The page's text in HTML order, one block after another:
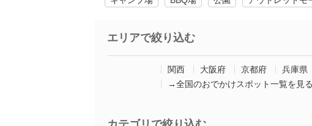
エリアで絞り込む
関西 大阪府 京都府 兵庫県
→全国のおでかけスポット一覧を見る